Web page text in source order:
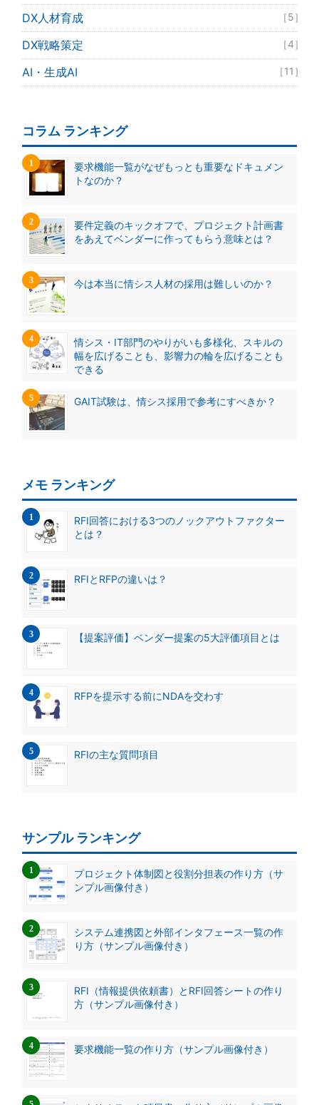
DX人材育成 ［5］
DX戦略策定 ［4］
AI・生成AI ［11］
コラム ランキング
要求機能一覧がなぜもっとも重要なドキュメン
トなのか？
要件定義のキックオフで、プロジェクト計画書
をあえてベンダーに作ってもらう意味とは？
今は本当に情シス人材の採用は難しいのか？
情シス・IT部門のやりがいも多様化、スキルの
幅を広げることも、影響力の輪を広げることも
できる
GAIT試験は、情シス採用で参考にすべきか？
メモ ランキング
RFI回答における3つのノックアウトファクター
とは？
RFIとRFPの違いは？
【提案評価】ベンダー提案の5大評価項目とは
RFPを提示する前にNDAを交わす
RFIの主な質問項目
サンプル ランキング
プロジェクト体制図と役割分担表の作り方（サ
ンプル画像付き）
システム連携図と外部インタフェース一覧の作
り方（サンプル画像付き）
RFI（情報提供依頼書）とRFI回答シートの作り
方（サンプル画像付き）
要求機能一覧の作り方（サンプル画像付き）